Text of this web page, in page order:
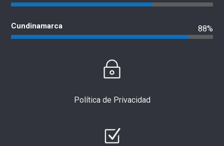
Cundinamarca 88%
Política de Privacidad